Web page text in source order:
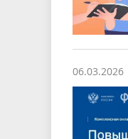
06.03.2026